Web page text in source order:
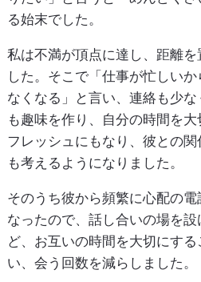
る始末でした。
私は不満が頂点に達し、距離
した。そこで「仕事が忙しい
なくなる」と言い、連絡も少
も趣味を作り、自分の時間を
フレッシュにもなり、彼との
も考えるようになりました。
そのうち彼から頻繁に心配の
なったので、話し合いの場を
ど、お互いの時間を大切にす
い、会う回数を減らしました。